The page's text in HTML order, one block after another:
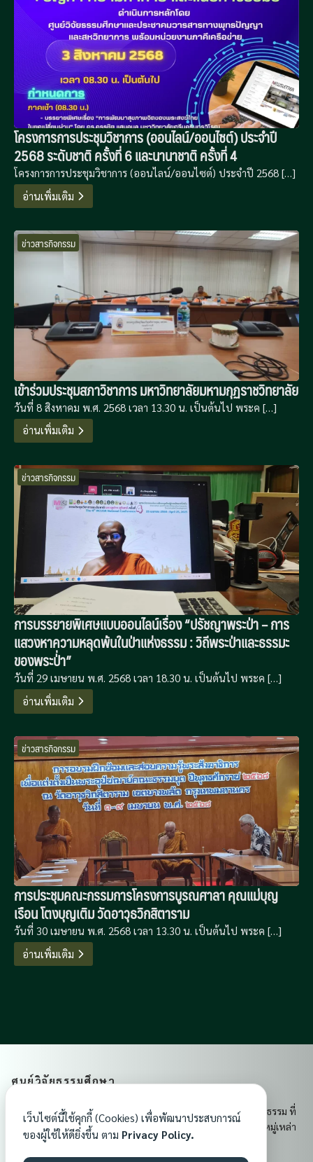
โครงการการประชุมวิชาการ (ออนไลน์/ออนไซต์) ประจำปี
2568 ระดับชาติ ครั้งที่ 6 และนานาชาติ ครั้งที่ 4
โครงการการประชุมวิชาการ (ออนไลน์/ออนไซต์) ประจำปี 2568 […]
อ่านเพิ่มเติม
ข่าวสารกิจกรรม
เข้าร่วมประชุมสภาวิชาการ มหาวิทยาลัยมหามกุฏราชวิทยาลัย
วันที่ 8 สิงหาคม พ.ศ. 2568 เวลา 13.30 น. เป็นต้นไป พระค […]
อ่านเพิ่มเติม
ข่าวสารกิจกรรม
การบรรยายพิเศษแบบออนไลน์เรื่อง “ปรัชญาพระป่า – การ
แสวงหาความหลุดพ้นในป่าแห่งธรรม : วิถีพระป่าและธรรมะ
ของพระป่่า”
วันที่ 29 เมษายน พ.ศ. 2568 เวลา 18.30 น. เป็นต้นไป พระค […]
อ่านเพิ่มเติม
ข่าวสารกิจกรรม
การประชุมคณะกรรมการโครงการบูรณศาลา คุณแม่บุญ
เรือน โตงบุญเติม วัดอาวุธวิกสิตาราม
วันที่ 30 เมษายน พ.ศ. 2568 เวลา 13.30 น. เป็นต้นไป พระค […]
อ่านเพิ่มเติม
ศูนย์วิจัยธรรมศึกษา
ศูนย์วิจัยธรรมศึกษา เป็นศูนย์กลางการเรียนรู้และเผยแผ่พระพุทธธรรม ที่
ส่งเสริมคุณธรรม จริยธรรม และจิตสำนึกอันดีงามแก่ประชาชนทุกหมู่เหล่า
เพื่อสร้างสังคมที่มีความสงบสุขและมั่นคงในพระพุทธศาสนา
เว็บไซต์นี้ใช้คุกกี้ (Cookies) เพื่อพัฒนาประสบการณ์
ของผู้ใช้ให้ดียิ่งขึ้น ตาม Privacy Policy.